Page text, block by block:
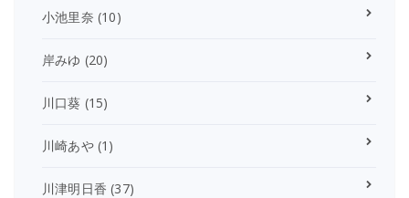
小池里奈 (10)
岸みゆ (20)
川口葵 (15)
川崎あや(1)
川津明日香 (37)